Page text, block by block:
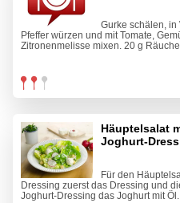
Gurke schälen, in
Pfeffer würzen und mit Tomate,
Zitronenmelisse mixen. 20 g
Häuptelsalat
Joghurt-
Für den
Dressing zuerst das Dressing und
Joghurt-Dressing das Joghurt mit